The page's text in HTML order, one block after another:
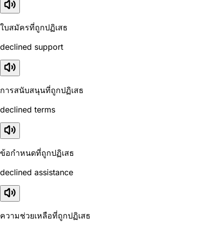
ใบสมัครที่ถูกปฏิเสธ
declined support
การสนับสนุนที่ถูกปฏิเสธ
declined terms
ข้อกำหนดที่ถูกปฏิเสธ
declined assistance
ความช่วยเหลือที่ถูกปฏิเสธ